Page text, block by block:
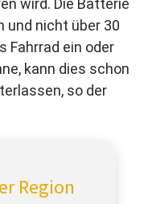
wird. Die Batterie
und nicht über 30
Fahrrad ein oder
kann dies schon
so der
Region